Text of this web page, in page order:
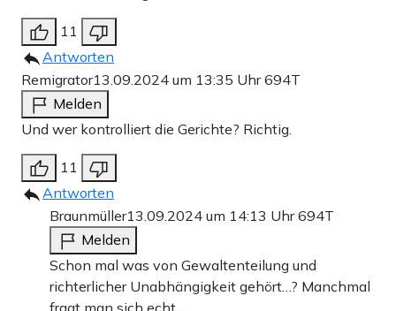
11
Antworten
Remigrator13.09.2024 um 13:35 Uhr694T
Melden
Und wer kontrolliert die Gerichte? Richtig.
11
Antworten
Braunmüller13.09.2024 um 14:13 Uhr694T
Melden
Schon mal was von Gewaltenteilung und
richterlicher Unabhängigkeit gehört…? Manchmal